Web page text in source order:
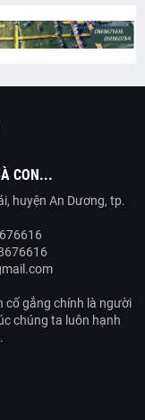
CON...
huyện An Dương, tp.
cố gắng chính là người
chúng ta luôn hạnh